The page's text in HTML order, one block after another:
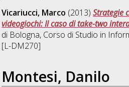
Vicariucci, Marco (2013)Strategie
videogiochi: Il caso di take-two
di Bologna, Corso di Studio in
[L-DM270]
Montesi, Danilo